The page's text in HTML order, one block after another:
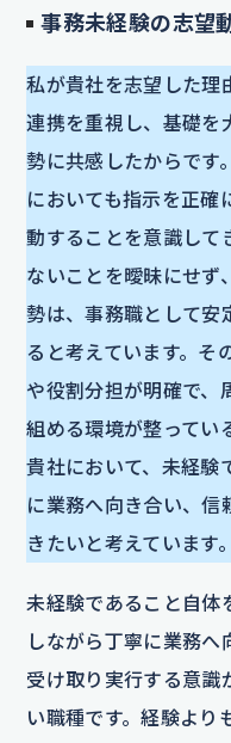
事務未経験の志望
私が貴社を志望した理
連携を重視し、基礎を
勢に共感したからです
においても指示を正確
動することを意識して
ないことを曖昧にせず
勢は、事務職として安
ると考えています。そ
や役割分担が明確で、
組める環境が整ってい
貴社において、未経験
に業務へ向き合い、信
きたいと考えています。
未経験であること自体
しながら丁寧に業務
受け取り実行する意識
い職種です。経験より